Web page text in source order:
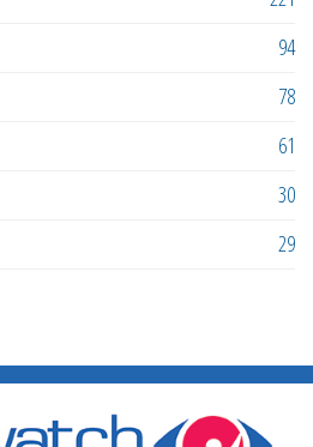
94
78
61
30
29